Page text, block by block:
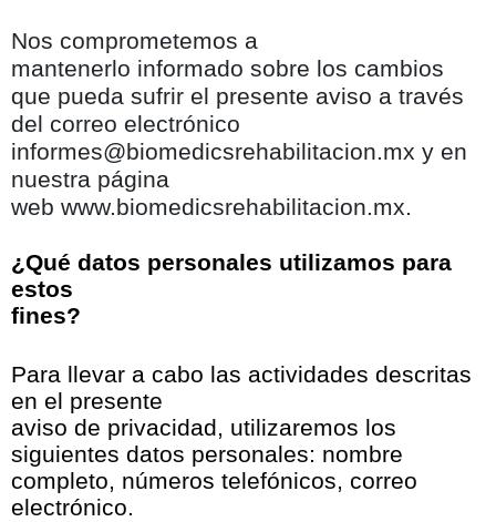
Nos comprometemos a
mantenerlo informado sobre los cambios
que pueda sufrir el presente aviso a través
del correo electrónico
informes@biomedicsrehabilitacion.mx y en
nuestra página
web www.biomedicsrehabilitacion.mx.
¿Qué datos personales utilizamos para
estos
fines?
Para llevar a cabo las actividades descritas
en el presente
aviso de privacidad, utilizaremos los
siguientes datos personales: nombre
completo, números telefónicos, correo
electrónico.